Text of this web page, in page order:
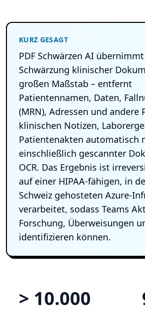
KURZ GESAGT
PDF Schwärzen AI
Schwärzung klinischer
großen Maßstab – entfernt
Patientennamen, Daten,
(MRN), Adressen und andere
klinischen Notizen,
Patientenakten automatisch
einschließlich gescannter
OCR. Das Ergebnis ist
auf einer HIPAA-fähigen, in
Schweiz gehosteten Azure-
verarbeitet, sodass Teams
Forschung, Überweisungen
identifizieren können.
> 10.000